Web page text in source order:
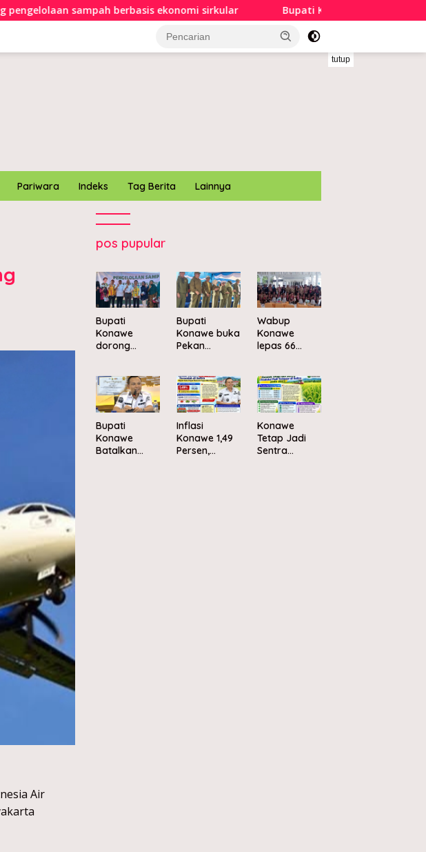
berbasis ekonomi sirkular Bupati Konawe buka Pekan Olahraga dan Seni
tutup
Pariwara Indeks Tag Berita Lainnya
Air
pos pupular
Bupati
Konawe
dorong
berbasis
ekonomi
sirkular
Bupati
Konawe buka
Pekan
sambut HUT
ke-81 RI
Wabup
Konawe
lepas 66
Nasional XII
2026 ke
Cibubur
Bupati
Konawe
Batalkan
Inflasi
Konawe 1,49
Persen,
Konawe
Tetap Jadi
Sentra